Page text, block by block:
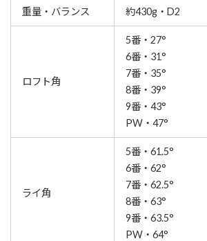
重量・バランス 約430g・D2
ロフト角
5番・27°
6番・31°
7番・35°
8番・39°
9番・43°
PW・47°
ライ角
5番・61.5°
6番・62°
7番・62.5°
8番・63°
9番・63.5°
PW・64°